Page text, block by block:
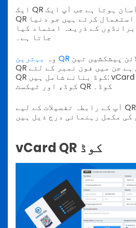
ایک QR کوڈ بنانا بہت آسان ہوتا ہے جب آپ ایک
QR کوڈ پلیٹ فارم استعمال کرتے ہیں جو دنیا
برانڈوں کے ذریعہ اعتماد کیا
جاتا ہے۔
وہ
پیشکشیں تین
QR کوڈ حل پیش کرتی ہے جن میں فون نمبر کے لئے
QR کوڈ بنانے شامل ہیں: vCard QR کوڈ، SMS QR
کوڈ، اور ٹیکسٹ QR کوڈ۔
آپ کے رابطہ تفصیلات کے لیے QR کوڈ بنانے کے
vCard QR کوڈ